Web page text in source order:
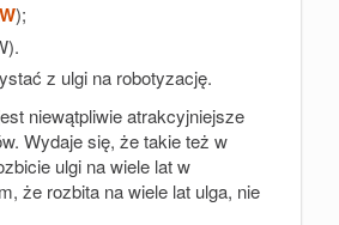
);
z ulgi na robotyzację.
niewątpliwie atrakcyjniejsze
Wydaje się, że takie też w
ulgi na wiele lat w
że rozbita na wiele lat ulga, nie